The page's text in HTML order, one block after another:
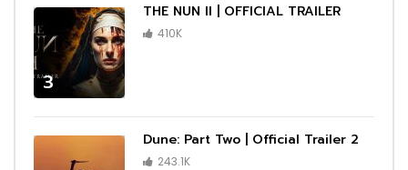
3
THE NUN II | OFFICIAL TRAILER
410K
Dune: Part Two | Official Trailer 2
243.1K